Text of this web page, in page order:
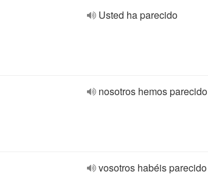
Usted ha parecido
nosotros hemos parecido
vosotros habéis parecido